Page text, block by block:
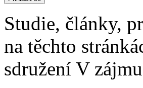
Studie, články,
na těchto
sdružení V